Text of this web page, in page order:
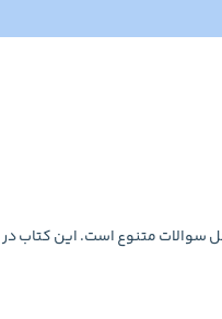
سوالات متنوع است. این کتاب در